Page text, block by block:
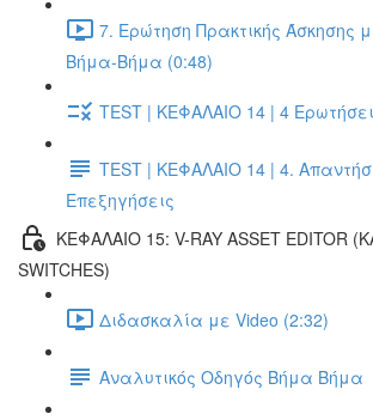
7. Ερώτηση Πρακτικής Άσκησης
Βήμα-Βήμα (0:48)
TEST | ΚΕΦΑΛΑΙΟ 14 | 4
TEST | ΚΕΦΑΛΑΙΟ 14 | 4.
Επεξηγήσεις
ΚΕΦΑΛΑΙΟ 15: V-RAY ASSET EDITOR
SWITCHES)
Διδασκαλία με Video (2:32)
Αναλυτικός Οδηγός Βήμα Βήμα